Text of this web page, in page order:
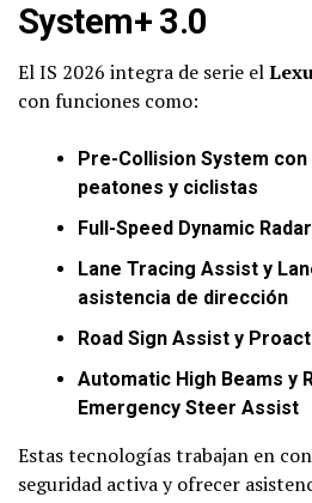
System+ 3.0
El IS 2026 integra de serie el
con funciones como:
Pre-Collision System
peatones y ciclistas
Full-Speed Dynamic
Lane Tracing Assist y
asistencia de dirección
Road Sign Assist y
Automatic High Beams y
Emergency Steer Assist
Estas tecnologías trabajan en
seguridad activa y ofrecer